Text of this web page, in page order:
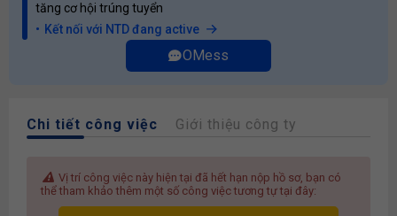
tăng cơ hội trúng tuyển
Kết nối với NTD đang active
OMess
Chi tiết công việc Giới thiệu công ty
Vị trí công việc này hiện tại đã hết hạn nộp hồ sơ, bạn có
thể tham khảo thêm một số công việc tương tự tại đây: